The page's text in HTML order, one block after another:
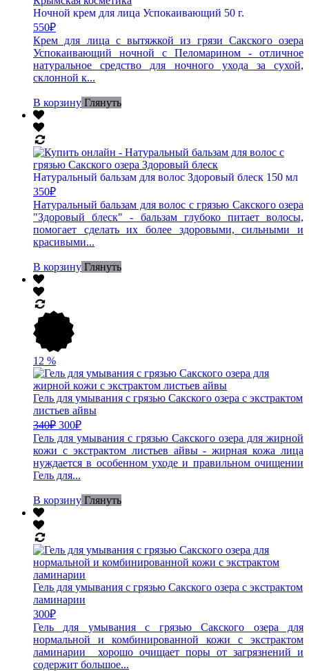
Ночной крем для лица Успокаивающий 50 г.
550₽
Крем для лица с вытяжкой из грязи Сакского озера
Успокаивающий ночной с Пеломарином - отличное
натуральное средство для ночного ухода за сухой,
склонной к...
В корзину Глянуть
Натуральный бальзам для волос Здоровый блеск 150 мл
350₽
Натуральный бальзам для волос с грязью Сакского озера
"Здоровый блеск" - бальзам глубоко питает волосы,
помогает сделать их более здоровыми, сильными и
красивыми...
В корзину Глянуть
12 %
Гель для умывания с грязью Сакского озера с экстрактом
листьев айвы
340₽ 300₽
Гель для умывания с грязью Сакского озера для жирной
кожи с экстрактом листьев айвы - жирная кожа лица
нуждается в особенном уходе и правильном очищении
Гель для...
В корзину Глянуть
Гель для умывания с грязью Сакского озера с экстрактом
ламинарии
300₽
Гель для умывания с грязью Сакского озера для
нормальной и комбинированной кожи с экстрактом
ламинарии хорошо очищает поры от загрязнений и
содержит большое...